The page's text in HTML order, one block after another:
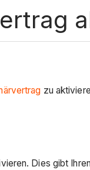
zu
Dies gibt